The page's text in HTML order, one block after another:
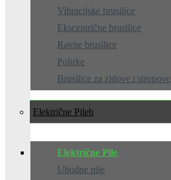
Vibracijske brusilice
Ekscentrične brusilice
Ravne brusilice
Polirke
Brusilice za zidove i stropove
Električne Pile
Električne Pile
Ubodne pile